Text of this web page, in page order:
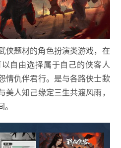
侠题材的角色扮演类游戏，在
自由选择属于自己的侠客人
情仇伴君行。是与各路侠士歃
人知己缘定三生共渡风雨，